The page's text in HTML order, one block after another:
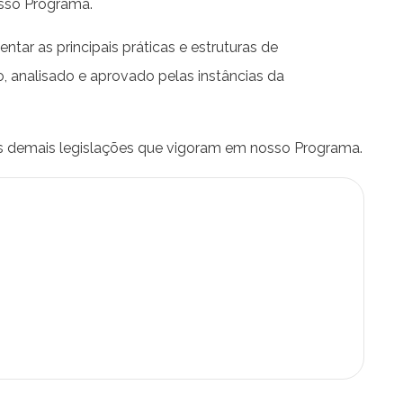
Programa.
as principais práticas e estruturas de
e aprovado pelas instâncias da
legislações que vigoram em nosso Programa.